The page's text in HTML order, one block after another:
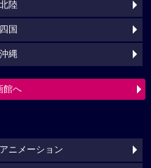
北陸
四国
沖縄
館へ
アニメーション